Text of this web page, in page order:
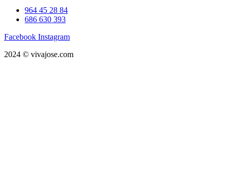
964 45 28 84
686 630 393
Facebook Instagram
2024 © vivajose.com